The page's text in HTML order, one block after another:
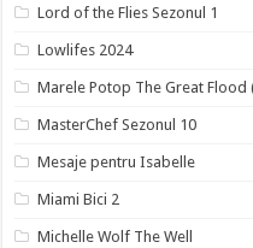
Lord of the Flies Sezonul 1
Lowlifes 2024
Marele Potop The Great Flood
MasterChef Sezonul 10
Mesaje pentru Isabelle
Miami Bici 2
Michelle Wolf The Well